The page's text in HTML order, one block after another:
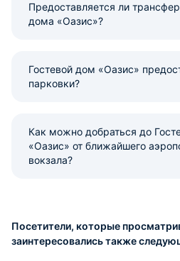
Предоставляется ли
дома «Оазис»?
Гостевой дом «Оазис»
парковки?
Как можно добраться до
«Оазис» от ближайшего
вокзала?
Посетители, которые
заинтересовались также